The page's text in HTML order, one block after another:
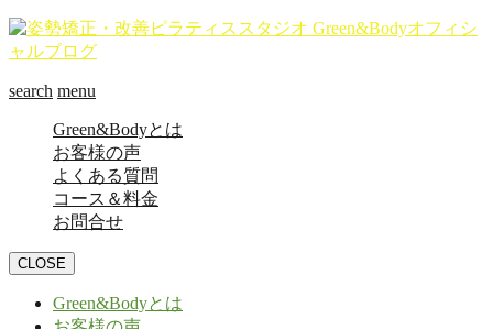
search menu
Green&Bodyとは
お客様の声
よくある質問
コース＆料金
お問合せ
CLOSE
Green&Bodyとは